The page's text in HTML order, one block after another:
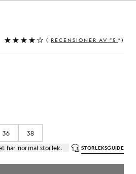
( RECENSIONER AV ”5 ”)
36
38
har normal storlek.
STORLEKSGUIDE